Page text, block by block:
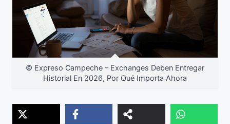
© Expreso Campeche – Exchanges Deben Entregar
Historial En 2026, Por Qué Importa Ahora